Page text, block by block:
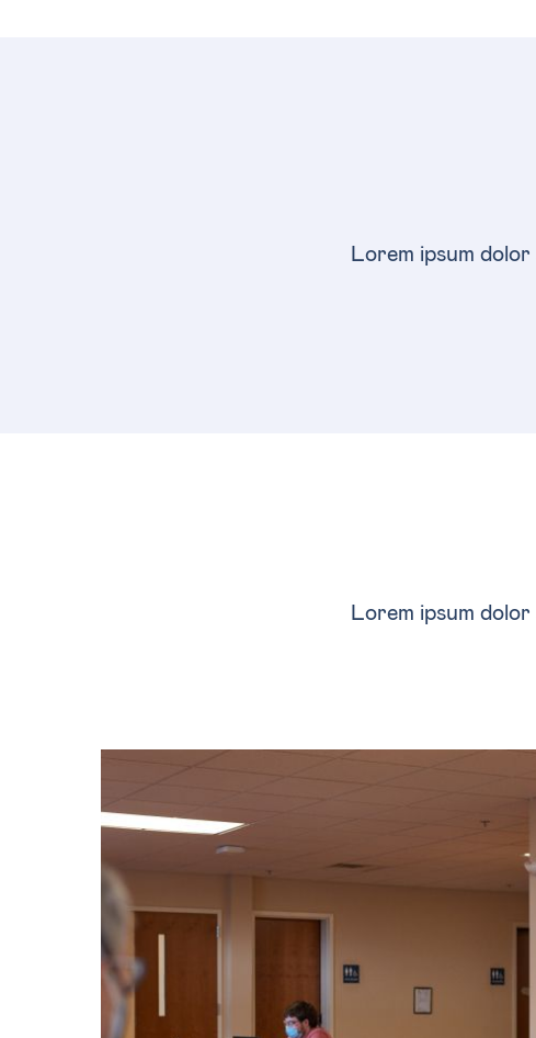
Lorem ipsum
Lorem ipsum